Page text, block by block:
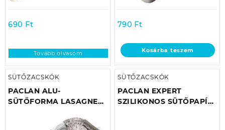
690 Ft
Tovább olvasom
790 Ft
Kosárba teszem
SÜTŐZACSKÓK
PACLAN ALU-
SÜTŐFORMA LASAGNE
3DB/TASAK 25CMX18CM
SÜTŐZACSKÓK
PACLAN EXPERT
SZILIKONOS SÜTŐPAPÍR